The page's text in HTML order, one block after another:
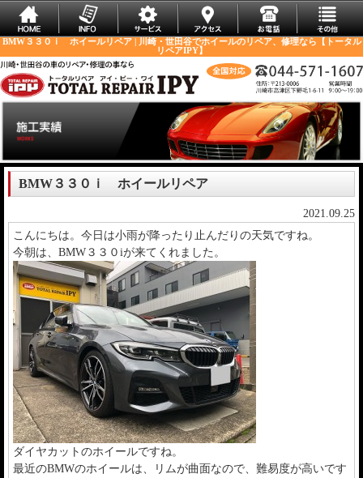
BMW３３０ｉ ホイールリペア | 川崎・世田谷でホイールのリペア、修理なら【トータル
リペアIPY】
BMW３３０ｉ ホイールリペア
2021.09.25
こんにちは。今日は小雨が降ったり止んだりの天気ですね。
今朝は、BMW３３０iが来てくれました。
ダイヤカットのホイールですね。
最近のBMWのホイールは、リムが曲面なので、難易度が高いです